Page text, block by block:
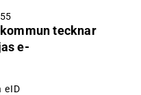
tecknar
e-
eID